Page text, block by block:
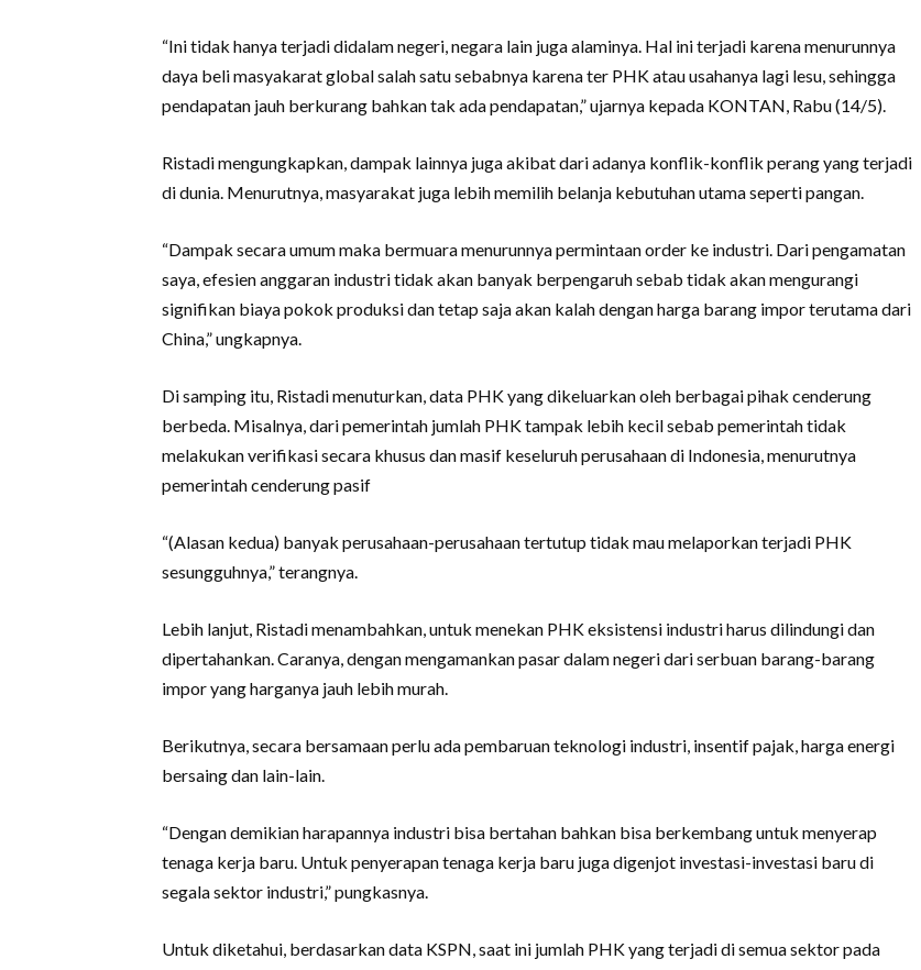
“Ini tidak hanya terjadi didalam negeri, negara lain juga alaminya. Hal ini terjadi karena menurunnya
daya beli masyakarat global salah satu sebabnya karena ter PHK atau usahanya lagi lesu, sehingga
pendapatan jauh berkurang bahkan tak ada pendapatan,” ujarnya kepada KONTAN, Rabu (14/5).
Ristadi mengungkapkan, dampak lainnya juga akibat dari adanya konflik-konflik perang yang terjadi
di dunia. Menurutnya, masyarakat juga lebih memilih belanja kebutuhan utama seperti pangan.
“Dampak secara umum maka bermuara menurunnya permintaan order ke industri. Dari pengamatan
saya, efesien anggaran industri tidak akan banyak berpengaruh sebab tidak akan mengurangi
signifikan biaya pokok produksi dan tetap saja akan kalah dengan harga barang impor terutama dari
China,” ungkapnya.
Di samping itu, Ristadi menuturkan, data PHK yang dikeluarkan oleh berbagai pihak cenderung
berbeda. Misalnya, dari pemerintah jumlah PHK tampak lebih kecil sebab pemerintah tidak
melakukan verifikasi secara khusus dan masif keseluruh perusahaan di Indonesia, menurutnya
pemerintah cenderung pasif
“(Alasan kedua) banyak perusahaan-perusahaan tertutup tidak mau melaporkan terjadi PHK
sesungguhnya,” terangnya.
Lebih lanjut, Ristadi menambahkan, untuk menekan PHK eksistensi industri harus dilindungi dan
dipertahankan. Caranya, dengan mengamankan pasar dalam negeri dari serbuan barang-barang
impor yang harganya jauh lebih murah.
Berikutnya, secara bersamaan perlu ada pembaruan teknologi industri, insentif pajak, harga energi
bersaing dan lain-lain.
“Dengan demikian harapannya industri bisa bertahan bahkan bisa berkembang untuk menyerap
tenaga kerja baru. Untuk penyerapan tenaga kerja baru juga digenjot investasi-investasi baru di
segala sektor industri,” pungkasnya.
Untuk diketahui, berdasarkan data KSPN, saat ini jumlah PHK yang terjadi di semua sektor pada